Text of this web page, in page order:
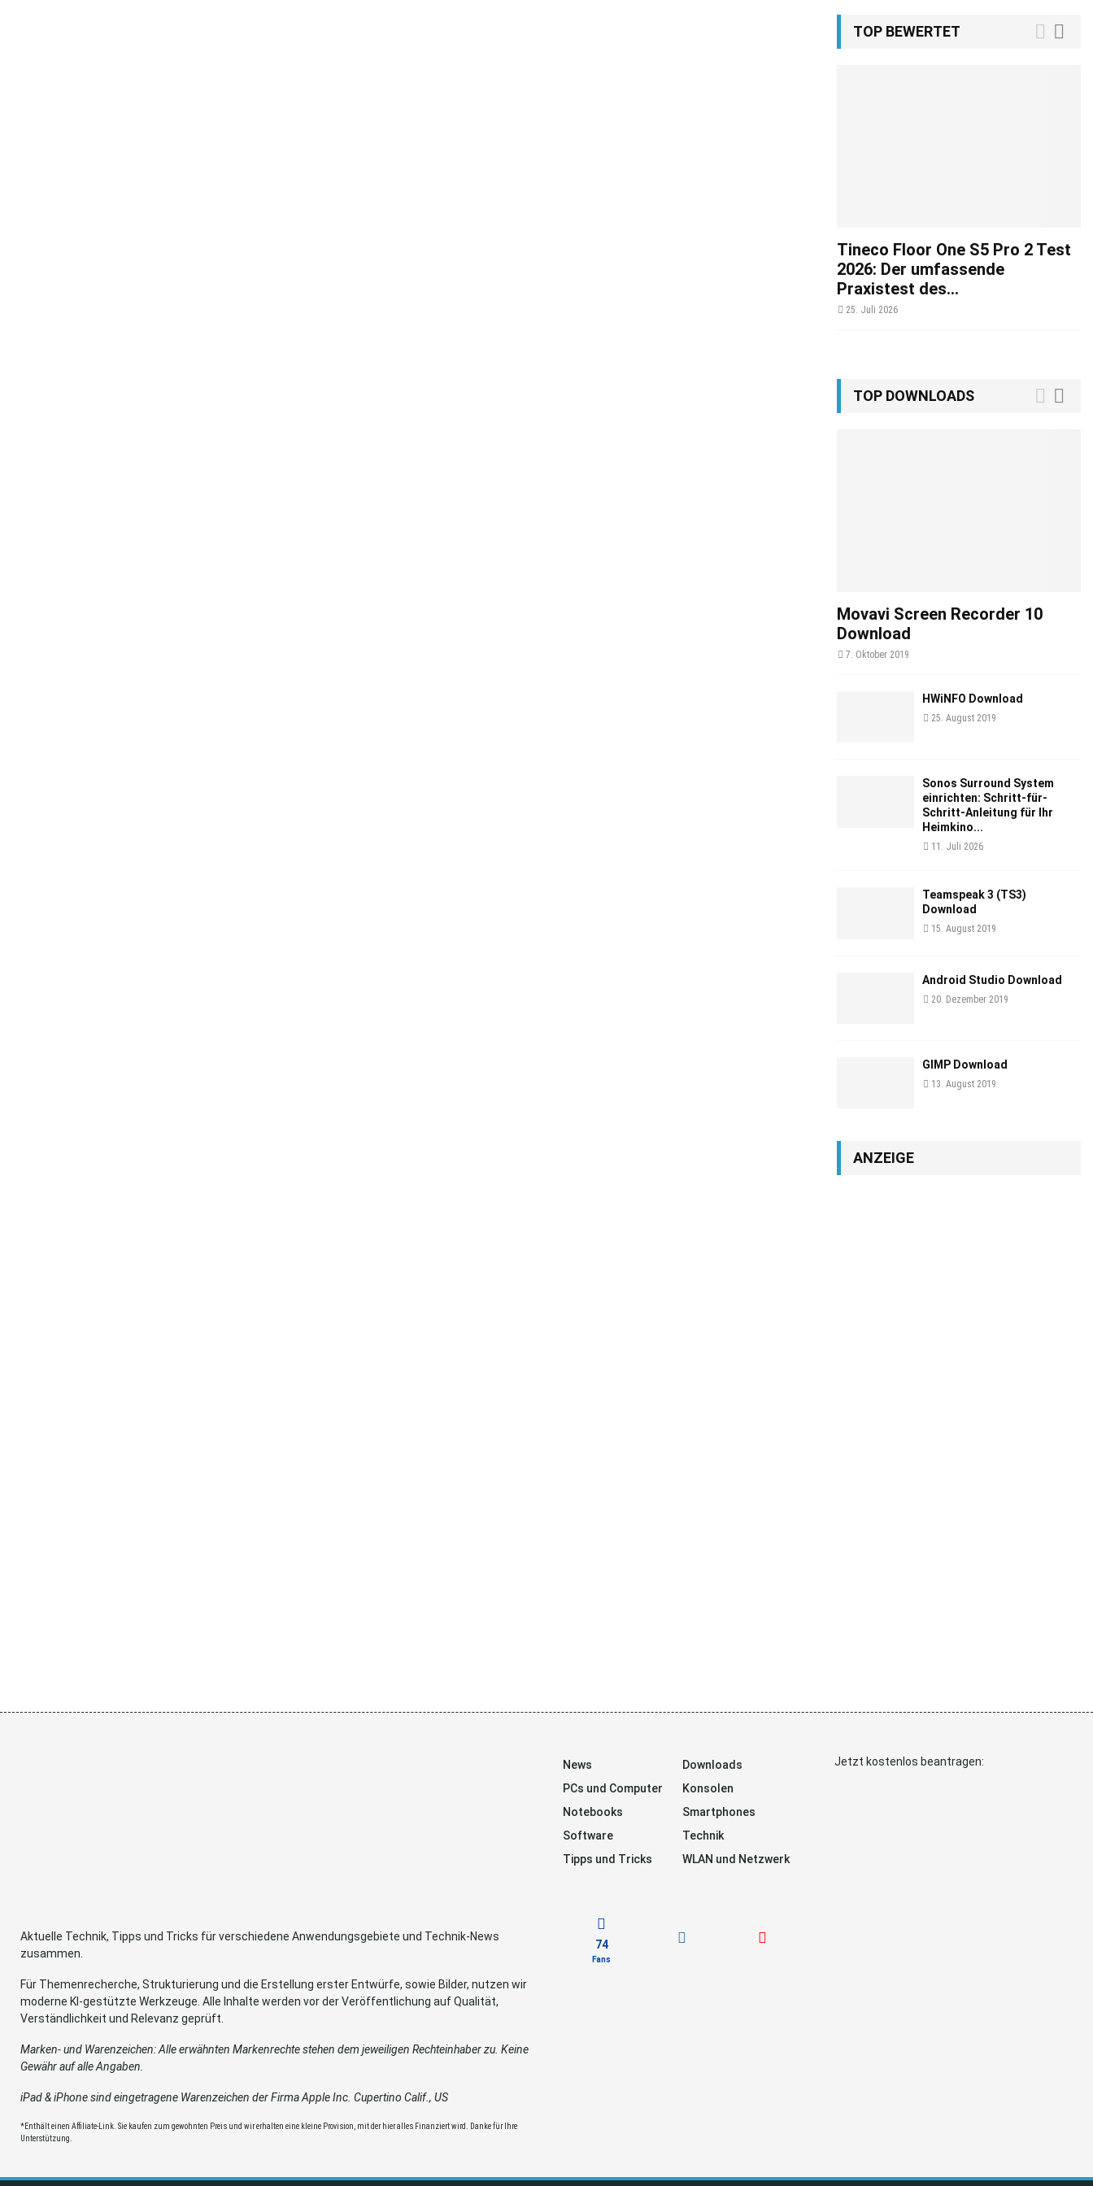
TOP BEWERTET
Tineco Floor One S5 Pro 2 Test
2026: Der umfassende
Praxistest des...
25. Juli 2026
TOP DOWNLOADS
Movavi Screen Recorder 10
Download
7. Oktober 2019
HWiNFO Download
25. August 2019
Sonos Surround System
einrichten: Schritt-für-
Schritt-Anleitung für Ihr
Heimkino...
11. Juli 2026
Teamspeak 3 (TS3)
Download
15. August 2019
Android Studio Download
20. Dezember 2019
GIMP Download
13. August 2019
ANZEIGE
Aktuelle Technik, Tipps und Tricks für verschiedene Anwendungsgebiete und Technik-News
zusammen.
Für Themenrecherche, Strukturierung und die Erstellung erster Entwürfe, sowie Bilder, nutzen wir
moderne KI-gestützte Werkzeuge. Alle Inhalte werden vor der Veröffentlichung auf Qualität,
Verständlichkeit und Relevanz geprüft.
Marken- und Warenzeichen: Alle erwähnten Markenrechte stehen dem jeweiligen Rechteinhaber zu. Keine
Gewähr auf alle Angaben.
iPad & iPhone sind eingetragene Warenzeichen der Firma Apple Inc. Cupertino Calif., US
*Enthält einen Affiliate-Link. Sie kaufen zum gewohnten Preis und wir erhalten eine kleine Provision, mit der hier alles Finanziert wird. Danke für Ihre
Unterstützung.
News
Downloads
PCs und Computer
Konsolen
Notebooks
Smartphones
Software
Technik
Tipps und Tricks
WLAN und Netzwerk
74
Fans
Jetzt kostenlos beantragen: